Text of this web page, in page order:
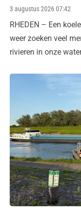
Posted
3 augustus 2026 07:42
RHEDEN – Een
weer zoeken veel
rivieren in onze